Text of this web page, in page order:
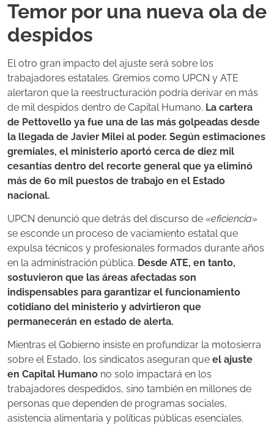
Temor por una nueva ola de
despidos
El otro gran impacto del ajuste será sobre los
trabajadores estatales. Gremios como UPCN y ATE
alertaron que la reestructuración podría derivar en más
de mil despidos dentro de Capital Humano. La cartera
de Pettovello ya fue una de las más golpeadas desde
la llegada de Javier Milei al poder. Según estimaciones
gremiales, el ministerio aportó cerca de diez mil
cesantías dentro del recorte general que ya eliminó
más de 60 mil puestos de trabajo en el Estado
nacional.
UPCN denunció que detrás del discurso de «eficiencia»
se esconde un proceso de vaciamiento estatal que
expulsa técnicos y profesionales formados durante años
en la administración pública. Desde ATE, en tanto,
sostuvieron que las áreas afectadas son
indispensables para garantizar el funcionamiento
cotidiano del ministerio y advirtieron que
permanecerán en estado de alerta.
Mientras el Gobierno insiste en profundizar la motosierra
sobre el Estado, los sindicatos aseguran que el ajuste
en Capital Humano no solo impactará en los
trabajadores despedidos, sino también en millones de
personas que dependen de programas sociales,
asistencia alimentaria y políticas públicas esenciales.